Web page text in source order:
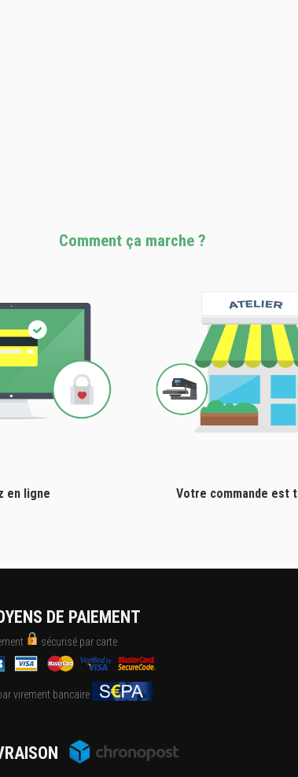
Comment ça marche ?
en ligne Votre commande est
DE PAIEMENT
sécurisé par carte
virement bancaire